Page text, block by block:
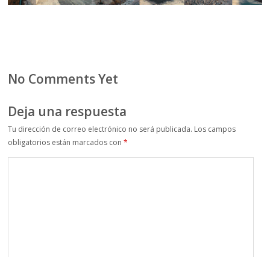
No Comments Yet
Deja una respuesta
Tu dirección de correo electrónico no será publicada. Los campos
obligatorios están marcados con*